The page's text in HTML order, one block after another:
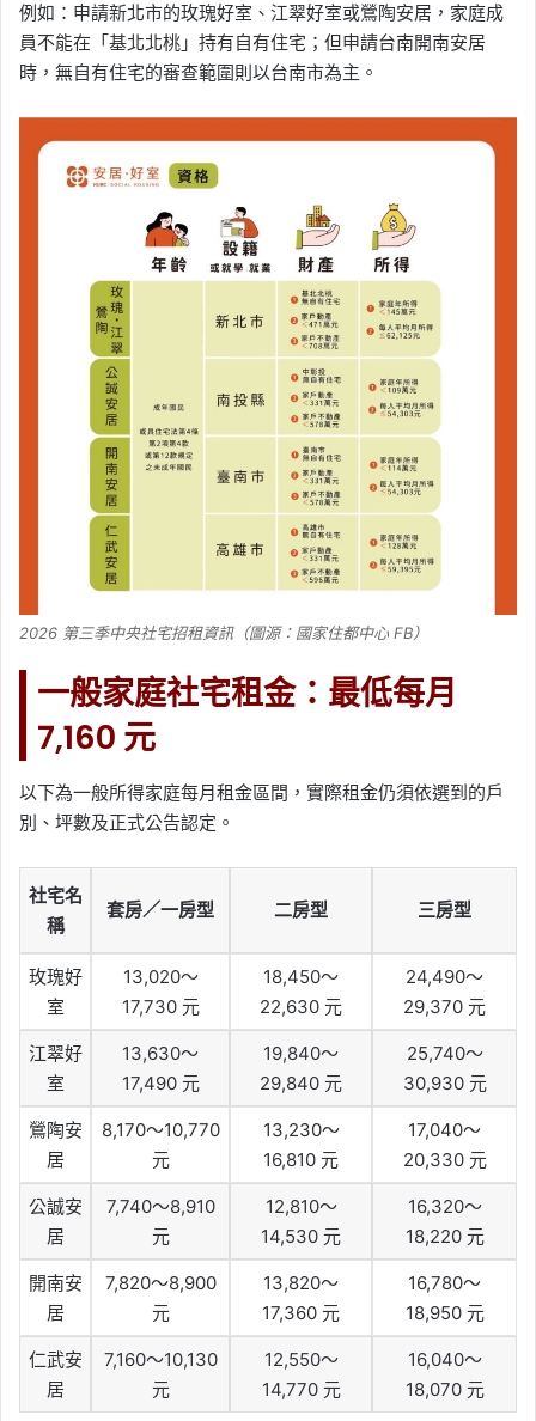
例如：申請新北市的玫瑰好室、江翠好室或鶯陶安居，家庭成
員不能在「基北北桃」持有自有住宅；但申請台南開南安居
時，無自有住宅的審查範圍則以台南市為主。
2026 第三季中央社宅招租資訊（圖源：國家住都中心 FB）
一般家庭社宅租金：最低每月
7,160 元
以下為一般所得家庭每月租金區間，實際租金仍須依選到的戶
別、坪數及正式公告認定。
社宅名
稱
套房／一房型 二房型 三房型
玫瑰好
室
13,020～
17,730 元
18,450～
22,630 元
24,490～
29,370 元
江翠好
室
13,630～
17,490 元
19,840～
29,840 元
25,740～
30,930 元
鶯陶安
居
8,170～10,770
元
13,230～
16,810 元
17,040～
20,330 元
公誠安
居
7,740～8,910
元
12,810～
14,530 元
16,320～
18,220 元
開南安
居
7,820～8,900
元
13,820～
17,360 元
16,780～
18,950 元
仁武安
居
7,160～10,130
元
12,550～
14,770 元
16,040～
18,070 元